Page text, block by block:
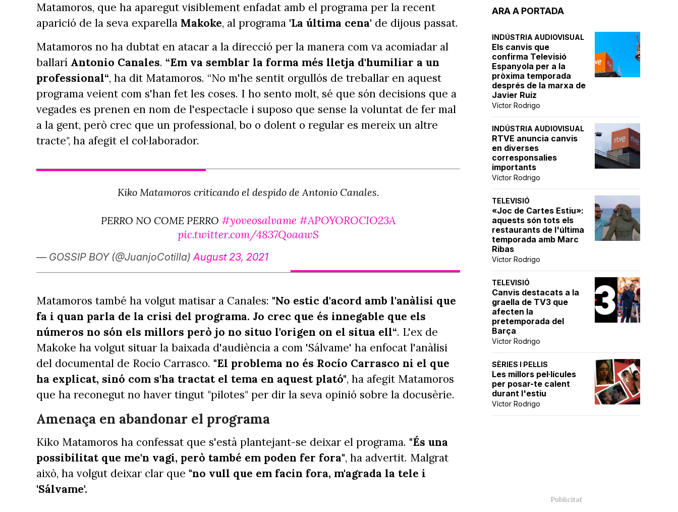
ARA A PORTADA
INDÚSTRIA AUDIOVISUAL
Els canvis que
confirma Televisió
Espanyola per a la
pròxima temporada
després de la marxa de
Javier Ruiz
Víctor Rodrigo
INDÚSTRIA AUDIOVISUAL
RTVE anuncia canvis
en diverses
corresponsalies
importants
Víctor Rodrigo
TELEVISIÓ
«Joc de Cartes Estiu»:
aquests són tots els
restaurants de l'última
temporada amb Marc
Ribas
Víctor Rodrigo
TELEVISIÓ
Canvis destacats a la
graella de TV3 que
afecten la
pretemporada del
Barça
Víctor Rodrigo
SÈRIES I PEL·LIS
Les millors pel·lícules
per posar-te calent
durant l'estiu
Víctor Rodrigo
Matamoros, que ha aparegut visiblement enfadat amb el programa per la recent
aparició de la seva exparella Makoke, al programa 'La última cena' de dijous passat.
Matamoros no ha dubtat en atacar a la direcció per la manera com va acomiadar al
ballarí Antonio Canales. “Em va semblar la forma més lletja d'humiliar a un
professional“, ha dit Matamoros. “No m'he sentit orgullós de treballar en aquest
programa veient com s'han fet les coses. I ho sento molt, sé que són decisions que a
vegades es prenen en nom de l'espectacle i suposo que sense la voluntat de fer mal
a la gent, però crec que un professional, bo o dolent o regular es mereix un altre
tracte", ha afegit el col·laborador.
Kiko Matamoros criticando el despido de Antonio Canales.
PERRO NO COME PERRO #yoveosalvame #APOYOROCIO23A
pic.twitter.com/4837QoaawS
— GOSSIP BOY (@JuanjoCotilla)August 23, 2021
Matamoros també ha volgut matisar a Canales: "No estic d'acord amb l'anàlisi que
fa i quan parla de la crisi del programa. Jo crec que és innegable que els
números no són els millors però jo no situo l'origen on el situa ell“. L'ex de
Makoke ha volgut situar la baixada d'audiència a com 'Sálvame' ha enfocat l'anàlisi
del documental de Rocío Carrasco. "El problema no és Rocío Carrasco ni el que
ha explicat, sinó com s'ha tractat el tema en aquest plató", ha afegit Matamoros
que ha reconegut no haver tingut "pilotes" per dir la seva opinió sobre la docusèrie.
Amenaça en abandonar el programa
Kiko Matamoros ha confessat que s'està plantejant-se deixar el programa. "És una
possibilitat que me'n vagi, però també em poden fer fora", ha advertit. Malgrat
això, ha volgut deixar clar que "no vull que em facin fora, m'agrada la tele i
'Sálvame'.